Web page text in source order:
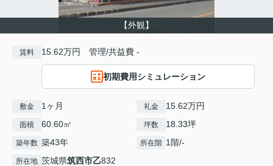
【外観】
賃料 15.62万円 管理/共益費 -
初期費用シミュレーション
敷金 1ヶ月 礼金 15.62万円
面積 60.60㎡ 坪数 18.33坪
築年数 築43年 所在階 1階/-
所在地 茨城県筑西市乙832